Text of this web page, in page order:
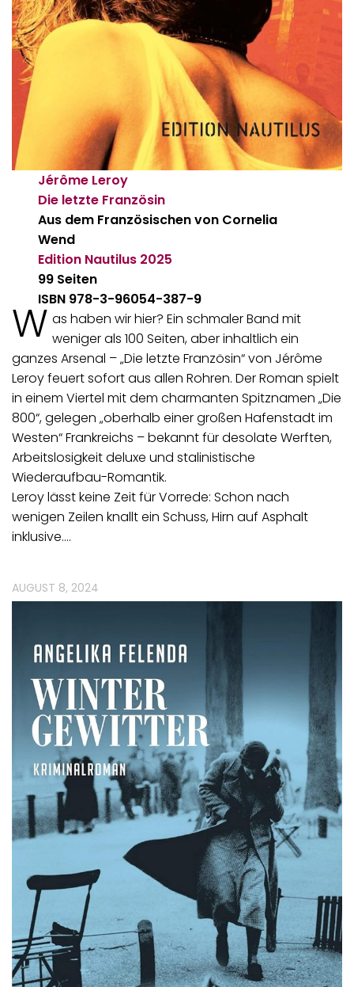
Jérôme Leroy
Die letzte Französin
Aus dem Französischen von Cornelia
Wend
Edition Nautilus 2025
99 Seiten
ISBN 978-3-96054-387-9
W as haben wir hier? Ein schmaler Band mit
weniger als 100 Seiten, aber inhaltlich ein
ganzes Arsenal – „Die letzte Französin“ von Jérôme
Leroy feuert sofort aus allen Rohren. Der Roman spielt
in einem Viertel mit dem charmanten Spitznamen „Die
800“, gelegen „oberhalb einer großen Hafenstadt im
Westen“ Frankreichs – bekannt für desolate Werften,
Arbeitslosigkeit deluxe und stalinistische
Wiederaufbau-Romantik.
Leroy lässt keine Zeit für Vorrede: Schon nach
wenigen Zeilen knallt ein Schuss, Hirn auf Asphalt
inklusive.…
AUGUST 8, 2024